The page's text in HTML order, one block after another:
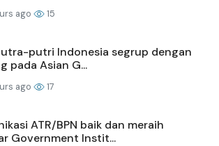
ago 15
putri Indonesia segrup dengan
pada Asian G...
ago 17
ATR/BPN baik dan meraih
Government Instit...